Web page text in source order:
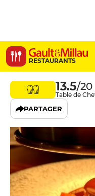
RESTAURANTS
36 Rue du Général
13.5/20
Table de
PARTAGER